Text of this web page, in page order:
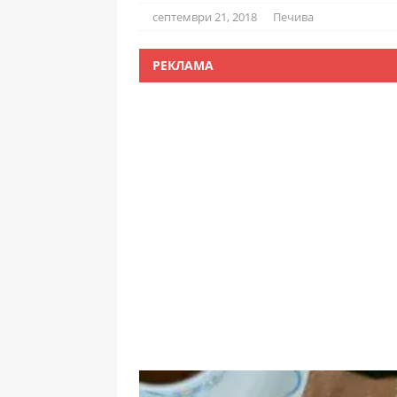
септември 21, 2018 Печива
РЕКЛАМА